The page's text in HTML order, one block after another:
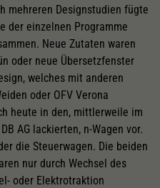
mehreren Designstudien fügte
der einzelnen Programme
Neue Zutaten waren
oder neue Übersetzfenster
welches mit anderen
oder OFV Verona
heute in den, mittlerweile im
AG lackierten, n-Wagen vor.
die Steuerwagen. Die beiden
nur durch Wechsel des
oder Elektrotraktion